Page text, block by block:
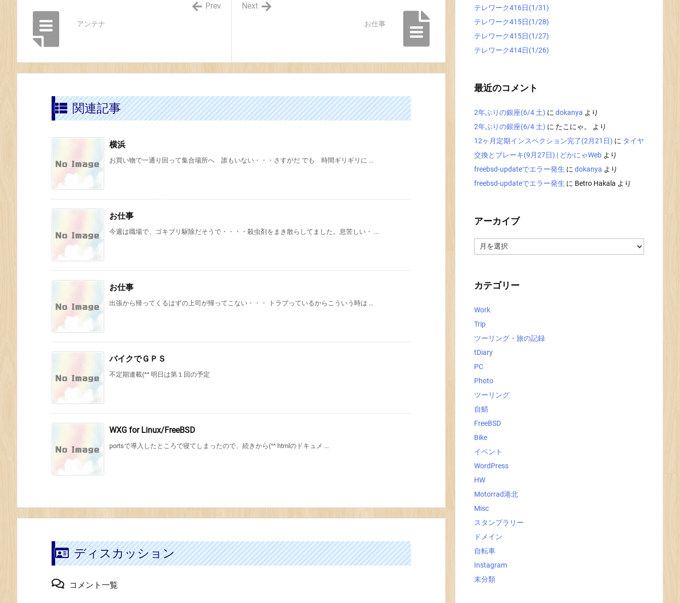
お仕事
Next
アンテナ
Prev
関連記事
横浜
お買い物で一通り回って集合場所へ 誰もいない・・・さすがだ でも 時間ギリギリに ...
お仕事
今週は職場で、ゴキブリ駆除だそうで・・・・殺虫剤をまき散らしてました。息苦しい・ ...
お仕事
出張から帰ってくるはずの上司が帰ってこない・・・ トラブっているからこういう時は ...
バイクでＧＰＳ
不定期連載(^^ 明日は第１回の予定
WXG for Linux/FreeBSD
portsで導入したところで寝てしまったので、続きから(^^ htmlのドキュメ ...
ディスカッション
コメント一覧
テレワーク416日(1/31)
テレワーク415日(1/28)
テレワーク415日(1/27)
テレワーク414日(1/26)
最近のコメント
2年ぶりの銀座(6/4 土) に dokanya より
2年ぶりの銀座(6/4 土) に たこにゃ。
より
12ヶ月定期インスペクション完了(2月21日) に タイヤ
交換とブレーキ(9月27日) | どかにゃWeb より
freebsd-updateでエラー発生 に dokanya より
freebsd-updateでエラー発生 に Betro Hakala より
アーカイブ
ー
カテゴリー
Work
Trip
ツーリング・旅の記録
tDiary
PC
Photo
ツーリング
自鯖
FreeBSD
Bike
イベント
WordPress
HW
Motorrad港北
Misc
スタンプラリー
ドメイン
自転車
Instagram
未分類